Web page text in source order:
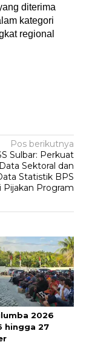
diterima
kategori
regional
Pos berikutnya
Sulbar: Perkuat
Sektoral dan
Statistik BPS
Pijakan Program
2026
hingga 27